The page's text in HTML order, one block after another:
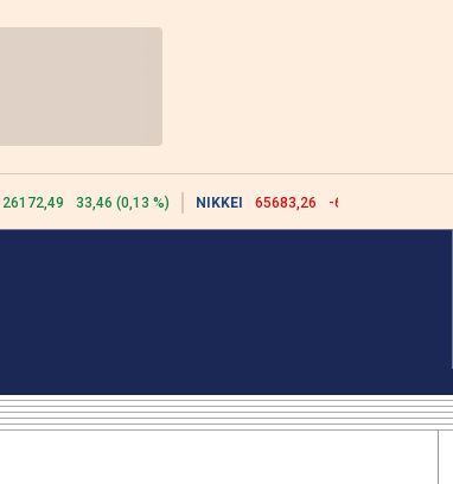
26172,49 33,46 (0,13 %) NIKKEI 65683,26 -617,18 (-0,93 %)